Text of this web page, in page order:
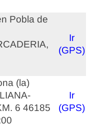
Pobla de
Ir
(GPS)
(la)
6 46185
Ir
(GPS)